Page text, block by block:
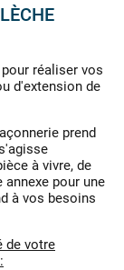
réaliser vos
d'extension de
prend
à vivre, de
pour une
à vos besoins
de votre